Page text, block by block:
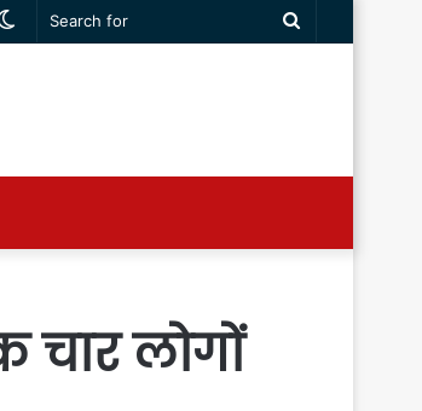
Search
Switch
चार लोगों